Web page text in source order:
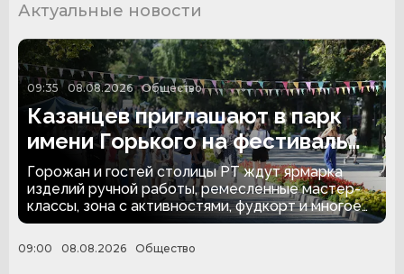
Актуальные новости
09:35 08.08.2026 Общество
Казанцев приглашают в парк
имени Горького на фестиваль
«Итиль»
Горожан и гостей столицы РТ ждут ярмарка
изделий ручной работы, ремесленные мастер-
классы, зона с активностями, фудкорт и многое
другое,
09:00 08.08.2026 Общество